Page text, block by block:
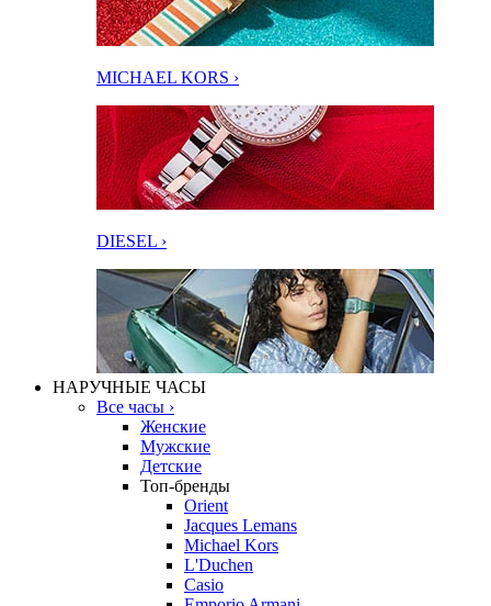
MICHAEL KORS ›
DIESEL ›
НАРУЧНЫЕ ЧАСЫ
Все часы ›
Женские
Мужские
Детские
Топ-бренды
Orient
Jacques Lemans
Michael Kors
L'Duchen
Casio